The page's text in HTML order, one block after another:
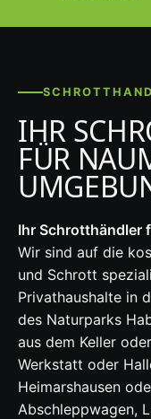
IHR
FÜR
Ihr Schrotthändler
Wir sind auf die
und Schrott
Privathaushalte in
des Naturparks
aus dem Keller
Werkstatt oder
Heimarshausen
Abschleppwagen,